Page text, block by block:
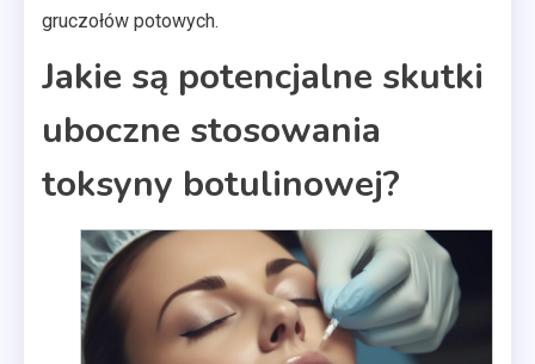
gruczołów potowych.
Jakie są potencjalne skutki
uboczne stosowania
toksyny botulinowej?